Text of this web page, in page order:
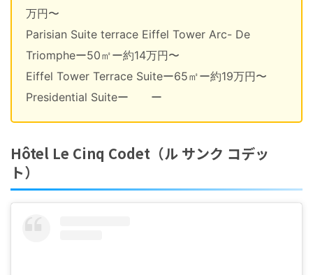
万円〜
Parisian Suite terrace Eiffel Tower Arc- De
Triompheー50㎡ー約14万円〜
Eiffel Tower Terrace Suiteー65㎡ー約19万円〜
Presidential Suiteー ー
Hôtel Le Cinq Codet（ル サンク コデッ
ト）